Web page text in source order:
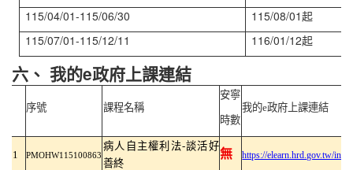
115/04/01-115/06/30
115/08/01起
115/07/01-115/12/11
116/01/12起
六、 我的e政府上課連結
序號 課程名稱
安寧
時數
我的e政府上課連結
1 PMOHW115100863
病人自主權利法-談活好
善終
無 https://elearn.hrd.gov.tw/